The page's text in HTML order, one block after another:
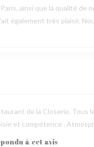
ainsi que la qualité
également très plaisir.
de la Closerie.
et compétence .
à cet avis